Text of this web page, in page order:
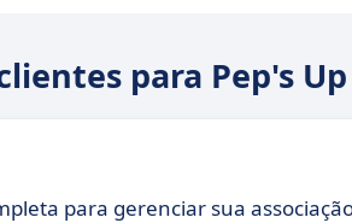
para Pep's Up
para gerenciar sua